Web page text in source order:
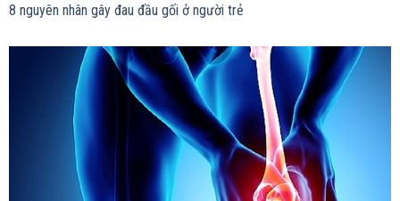
8 nguyên nhân gây đau đầu gối ở người trẻ